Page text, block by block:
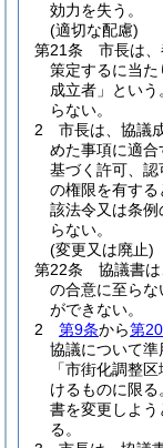
効力を失う。
(適切な配慮)
第21条
市長は
策定するに当
成立者」という
らない。
2
市長は、協議
めた事項に適
基づく許可、
の権限を有す
該法令又は条
らない。
(変更又は廃止)
第22条
協議書
の合意に至らな
ができない。
2
第9条から第
協議について準
「市街化調整
けるものに限る
書を変更しよ
る。